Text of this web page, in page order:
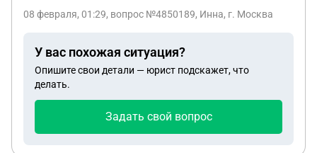
оборудование мне не требуется. Как возможно
понятно. Теперь они мне заблокировали
основную кассу, так как я не хочу оплачивать не
существующую .Насколько правомерны их
08 февраля, 01:29, вопрос №4850189, Инна, г. Москва
У вас похожая ситуация?
Опишите свои детали — юрист подскажет, что
делать.
Задать свой вопрос